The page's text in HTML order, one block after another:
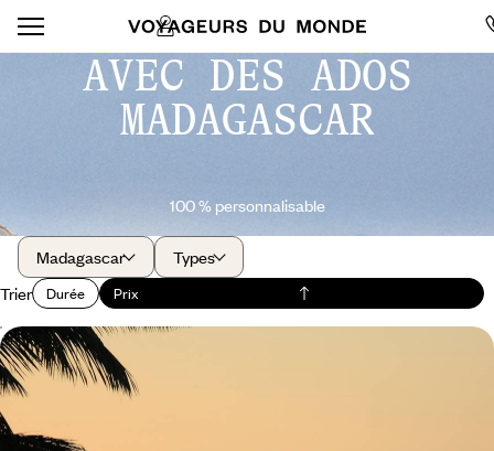
AVEC DES ADOS
MADAGASCAR
100 % personnalisable
Madagascar
Types
Trier
Durée Prix
Mada avec des yeux d'enfants - De Tananarive à
Nosy Be, toutes les merveilles du Nord
Peu d’étapes, mais beaucoup de diversité et d’atmosphères :
Madagascar de tous les possibles